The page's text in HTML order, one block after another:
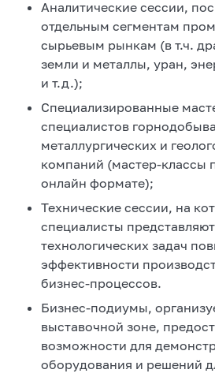
Аналитические сессии,
отдельным сегментам
сырьевым рынкам (в т.ч.
земли и металлы, уран,
и т.д.);
Специализированные
специалистов
металлургических и
компаний (мастер-классы
онлайн формате);
Технические сессии, на
специалисты
технологических задач
эффективности
бизнес-процессов.
Бизнес-подиумы,
выставочной зоне,
возможности для
оборудования и решений